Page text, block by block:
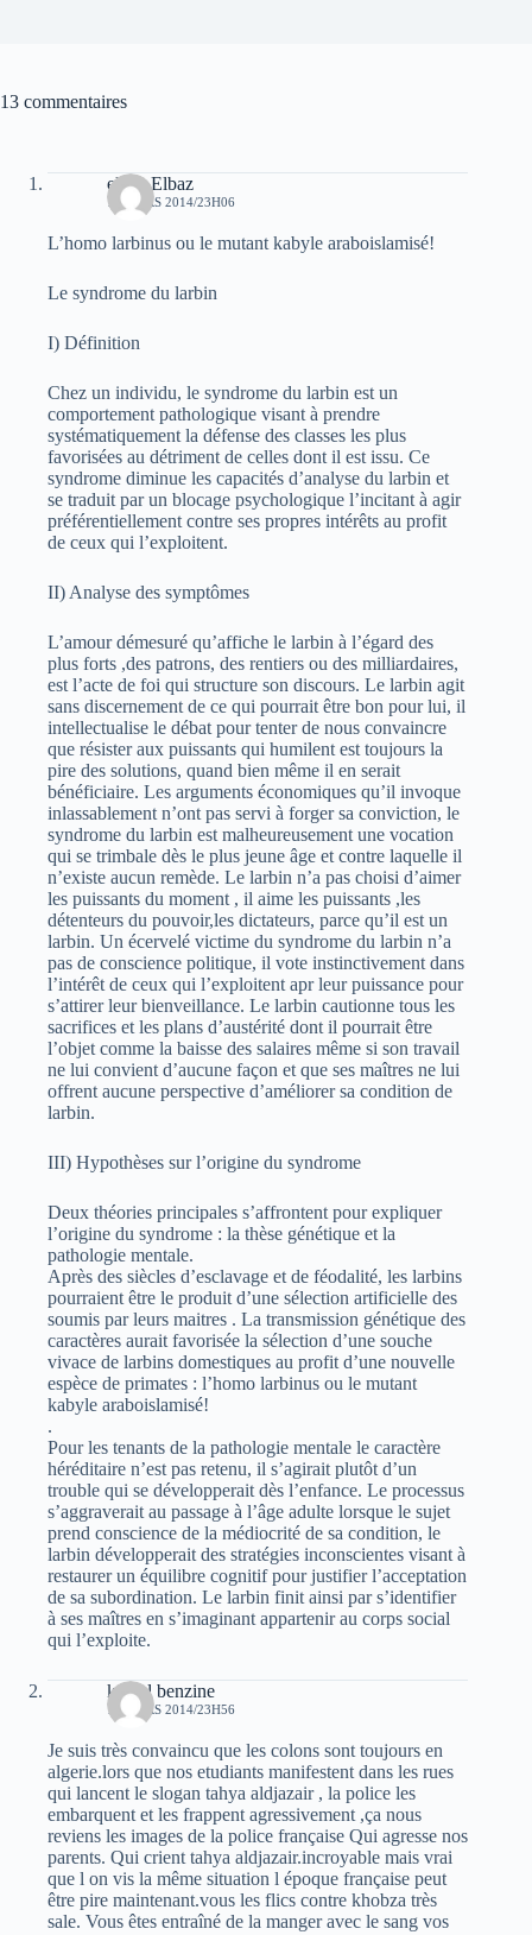
13 commentaires
elvez Elbaz
13 MARS 2014/23H06
L’homo larbinus ou le mutant kabyle araboislamisé!
Le syndrome du larbin
I) Définition
Chez un individu, le syndrome du larbin est un
comportement pathologique visant à prendre
systématiquement la défense des classes les plus
favorisées au détriment de celles dont il est issu. Ce
syndrome diminue les capacités d’analyse du larbin et
se traduit par un blocage psychologique l’incitant à agir
préférentiellement contre ses propres intérêts au profit
de ceux qui l’exploitent.
II) Analyse des symptômes
L’amour démesuré qu’affiche le larbin à l’égard des
plus forts ,des patrons, des rentiers ou des milliardaires,
est l’acte de foi qui structure son discours. Le larbin agit
sans discernement de ce qui pourrait être bon pour lui, il
intellectualise le débat pour tenter de nous convaincre
que résister aux puissants qui humilent est toujours la
pire des solutions, quand bien même il en serait
bénéficiaire. Les arguments économiques qu’il invoque
inlassablement n’ont pas servi à forger sa conviction, le
syndrome du larbin est malheureusement une vocation
qui se trimbale dès le plus jeune âge et contre laquelle il
n’existe aucun remède. Le larbin n’a pas choisi d’aimer
les puissants du moment , il aime les puissants ,les
détenteurs du pouvoir,les dictateurs, parce qu’il est un
larbin. Un écervelé victime du syndrome du larbin n’a
pas de conscience politique, il vote instinctivement dans
l’intérêt de ceux qui l’exploitent apr leur puissance pour
s’attirer leur bienveillance. Le larbin cautionne tous les
sacrifices et les plans d’austérité dont il pourrait être
l’objet comme la baisse des salaires même si son travail
ne lui convient d’aucune façon et que ses maîtres ne lui
offrent aucune perspective d’améliorer sa condition de
larbin.
III) Hypothèses sur l’origine du syndrome
Deux théories principales s’affrontent pour expliquer
l’origine du syndrome : la thèse génétique et la
pathologie mentale.
Après des siècles d’esclavage et de féodalité, les larbins
pourraient être le produit d’une sélection artificielle des
soumis par leurs maitres . La transmission génétique des
caractères aurait favorisée la sélection d’une souche
vivace de larbins domestiques au profit d’une nouvelle
espèce de primates : l’homo larbinus ou le mutant
kabyle araboislamisé!
.
Pour les tenants de la pathologie mentale le caractère
héréditaire n’est pas retenu, il s’agirait plutôt d’un
trouble qui se développerait dès l’enfance. Le processus
s’aggraverait au passage à l’âge adulte lorsque le sujet
prend conscience de la médiocrité de sa condition, le
larbin développerait des stratégies inconscientes visant à
restaurer un équilibre cognitif pour justifier l’acceptation
de sa subordination. Le larbin finit ainsi par s’identifier
à ses maîtres en s’imaginant appartenir au corps social
qui l’exploite.
kamel benzine
13 MARS 2014/23H56
Je suis très convaincu que les colons sont toujours en
algerie.lors que nos etudiants manifestent dans les rues
qui lancent le slogan tahya aldjazair , la police les
embarquent et les frappent agressivement ,ça nous
reviens les images de la police française Qui agresse nos
parents. Qui crient tahya aldjazair.incroyable mais vrai
que l on vis la même situation l époque française peut
être pire maintenant.vous les flics contre khobza très
sale. Vous êtes entraîné de la manger avec le sang vos